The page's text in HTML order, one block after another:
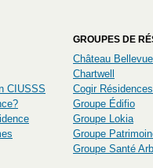
CIUSSS
GROUPES DE
Château Bellevue
Chartwell
Cogir Résidences
Groupe Édifio
Groupe Lokia
Groupe
Groupe Santé